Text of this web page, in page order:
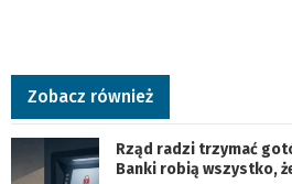
Zobacz również
Rząd radzi trzymać
Banki robią wszystko,